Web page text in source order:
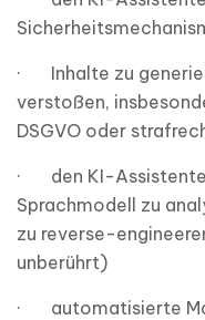
· Inhalte zu
verstoßen,
DSGVO oder
· den KI-
Sprachmodell zu
zu reverse-
unberührt)
· automatisierte